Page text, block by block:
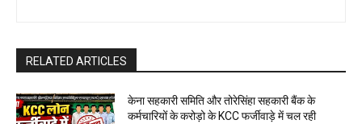
RELATED ARTICLES
केना सहकारी समिति और तोरेसिंहा सहकारी बैंक के
कर्मचारियों के करोड़ो के KCC फर्जीवाड़े में चल रही